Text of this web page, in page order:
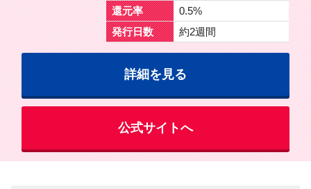
還元率
0.5%
発行日数
約2週間
詳細を見る
公式サイトへ